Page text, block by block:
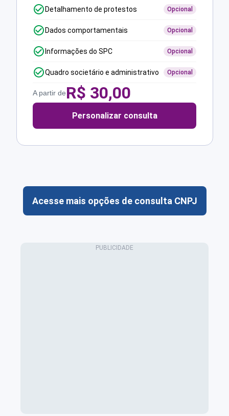
Detalhamento de protestos Opcional
Dados comportamentais Opcional
Informações do SPC Opcional
Quadro societário e administrativo Opcional
A partir deR$ 30,00
Personalizar consulta
Acesse mais opções de consulta CNPJ